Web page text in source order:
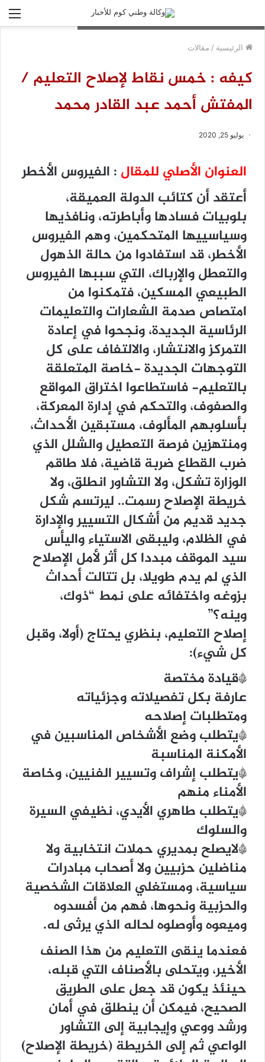
أحمد عبد القادر مفتش في التعليم الأساسي بمقاطعة كيفه
الرئيسية / مقالات
كيفه : خمس نقاط لإصلاح التعليم /
المفتش أحمد عبد القادر محمد
يوليو 25, 2020
العنوان الأصلي للمقال : الفيروس الأخطر
أعتقد أن كتائب الدولة العميقة،
بلوبيات فسادها وأباطرته، ونافذيها
وسياسييها المتحكمين، وهم الفيروس
الأخطر، قد استفادوا من حالة الذهول
والتعطل والإرباك، التي سببها الفيروس
الطبيعي المسكين، فتمكنوا من
امتصاص صدمة الشعارات والتعليمات
الرئاسية الجديدة، ونجحوا في إعادة
التمركز والانتشار، والالتفاف على كل
التوجهات الجديدة -خاصة المتعلقة
بالتعليم- فاستطاعوا اختراق المواقع
والصفوف، والتحكم في إدارة المعركة،
بأسلوبهم المألوف، مستبقين الأحداث،
ومنتهزين فرصة التعطيل والشلل الذي
ضرب القطاع ضربة قاضية، فلا طاقم
الوزارة تشكل، ولا التشاور انطلق، ولا
خريطة الإصلاح رسمت.. ليرتسم شكل
جديد قديم من أشكال التسيير والإدارة
في الظلام، وليبقى الاستياء واليأس
سيد الموقف مبددا كل أثر لأمل الإصلاح
الذي لم يدم طويلا، بل تتالت أحداث
بزوغه واختفائه على نمط “ذوك،
وينه؟”
إصلاح التعليم، بنظري يحتاج (أولا، وقبل
كل شيء):
*قيادة مختصة
عارفة بكل تفصيلاته وجزئياته
ومتطلبات إصلاحه
*يتطلب وضع الأشخاص المناسبين في
الأمكنة المناسبة
*يتطلب إشراف وتسيير الفنيين، وخاصة
الأمناء منهم
*يتطلب طاهري الأيدي، نظيفي السيرة
والسلوك
*لايصلح بمديري حملات انتخابية ولا
مناضلين حزبيين ولا أصحاب مبادرات
سياسية، ومستغلي العلاقات الشخصية
والحزبية ونحوها، فهم من أفسدوه
وميعوه وأوصلوه لحاله الذي يرثى له.
فعندما ينقى التعليم من هذا الصنف
الأخير، ويتحلى بالأصناف التي قبله،
حينئذ يكون قد جعل على الطريق
الصحيح، فيمكن أن ينطلق في أمان
ورشد ووعي وإيجابية إلى التشاور
الواعي ثم إلى الخريطة (خريطة الإصلاح)